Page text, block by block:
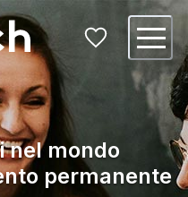
nel mondo
permanente